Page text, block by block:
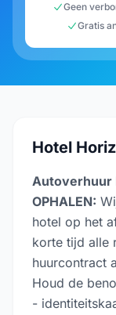
Geen
Gratis
Hotel
Autoverhuur
OPHALEN:
hotel op het
korte tijd alle
huurcontract
Houd de
-